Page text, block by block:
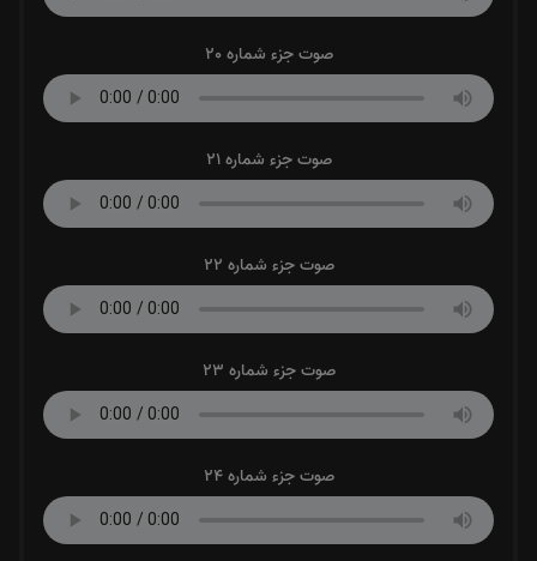
صوت جزء شماره 20
صوت جزء شماره 21
صوت جزء شماره 22
صوت جزء شماره 23
صوت جزء شماره 24